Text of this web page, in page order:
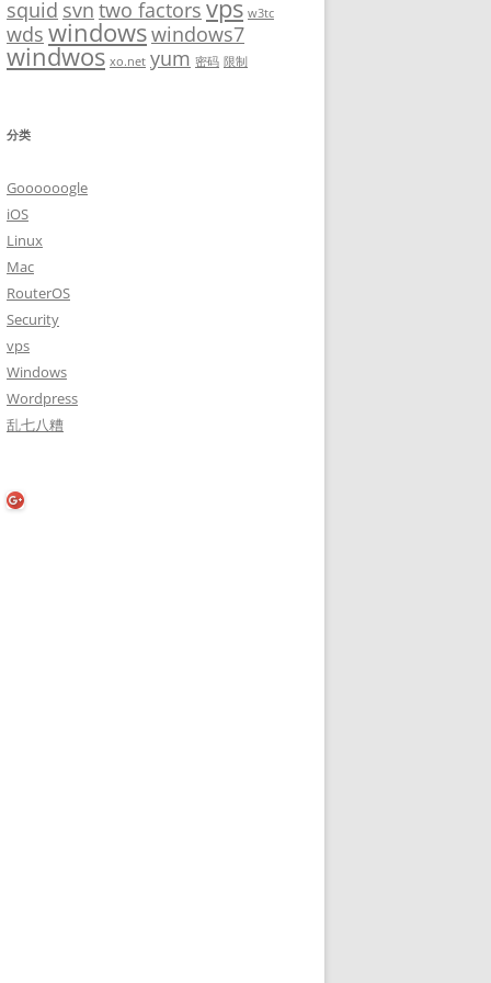
squid svn two factors vps w3tc
wds windowswindows7
windwos xo.net yum 密码 限制
分类
Goooooogle
iOS
Linux
Mac
RouterOS
Security
vps
Windows
Wordpress
乱七八糟